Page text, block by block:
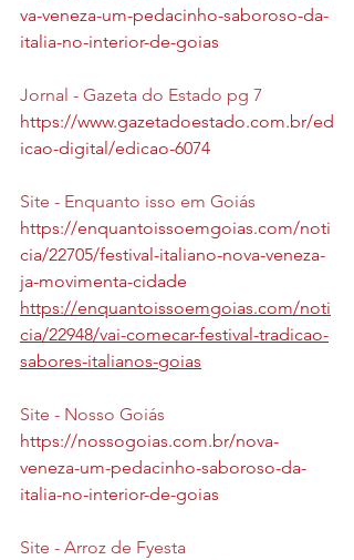
va-veneza-um-pedacinho-saboroso-da-
italia-no-interior-de-goias
Jornal - Gazeta do Estado pg 7
https://www.gazetadoestado.com.br/ed
icao-digital/edicao-6074
Site - Enquanto isso em Goiás
https://enquantoissoemgoias.com/noti
cia/22705/festival-italiano-nova-veneza-
ja-movimenta-cidade
https://enquantoissoemgoias.com/noti
cia/22948/vai-comecar-festival-tradicao-
sabores-italianos-goias
Site - Nosso Goiás
https://nossogoias.com.br/nova-
veneza-um-pedacinho-saboroso-da-
italia-no-interior-de-goias
Site - Arroz de Fyesta